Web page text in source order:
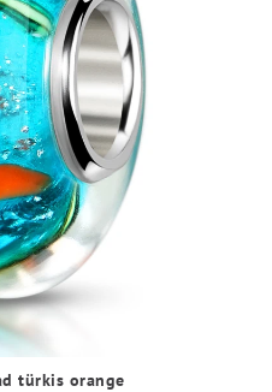
türkis orange